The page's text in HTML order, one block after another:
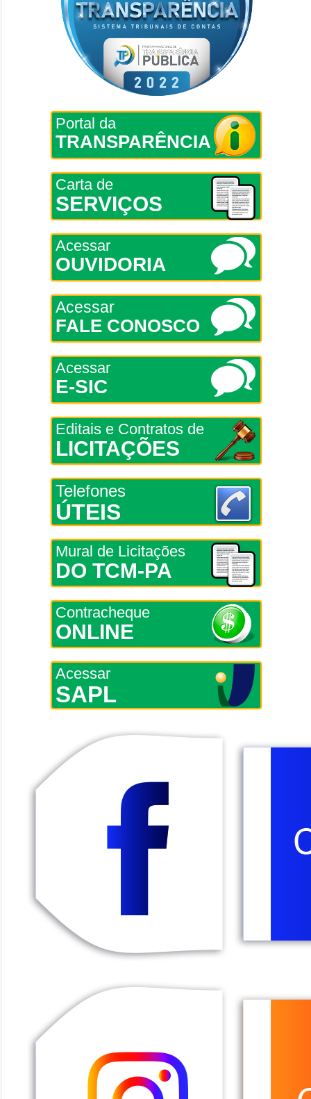
Portal da
TRANSPARÊNCIA
Carta de
SERVIÇOS
Acessar
OUVIDORIA
Acessar
FALE CONOSCO
Acessar
E-SIC
Editais e Contratos de
LICITAÇÕES
Telefones
ÚTEIS
Mural de Licitações
DO TCM-PA
Contracheque
ONLINE
Acessar
SAPL